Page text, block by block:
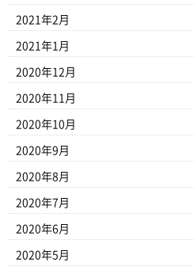
2021年2月
2021年1月
2020年12月
2020年11月
2020年10月
2020年9月
2020年8月
2020年7月
2020年6月
2020年5月